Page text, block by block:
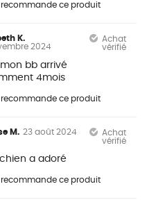
recommande ce produit
K.
2024
Achat
vérifié
mon bb arrivé
4mois
recommande ce produit
M. 23 août 2024
Achat
vérifié
a adoré
recommande ce produit